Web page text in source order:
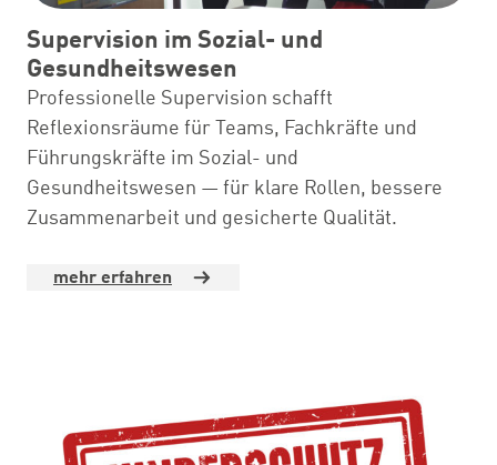
Supervision im Sozial- und
Gesundheitswesen
Professionelle Supervision schafft
Reflexionsräume für Teams, Fachkräfte und
Führungskräfte im Sozial- und
Gesundheitswesen — für klare Rollen, bessere
Zusammenarbeit und gesicherte Qualität.
mehr erfahren